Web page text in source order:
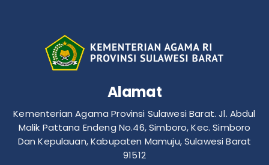
Alamat
Kementerian Agama Provinsi Sulawesi Barat. Jl. Abdul
Malik Pattana Endeng No.46, Simboro, Kec. Simboro
Dan Kepulauan, Kabupaten Mamuju, Sulawesi Barat
91512